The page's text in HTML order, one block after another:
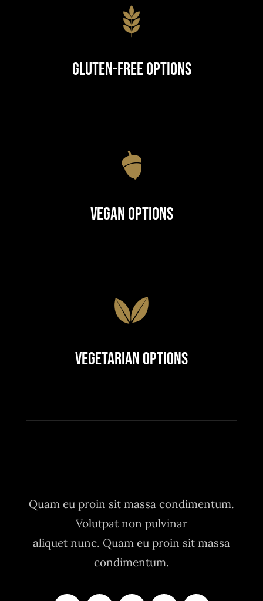
Gluten-Free Options
Vegan Options
Vegetarian Options
Quam eu proin sit massa condimentum.
Volutpat non pulvinar
aliquet nunc. Quam eu proin sit massa
condimentum.